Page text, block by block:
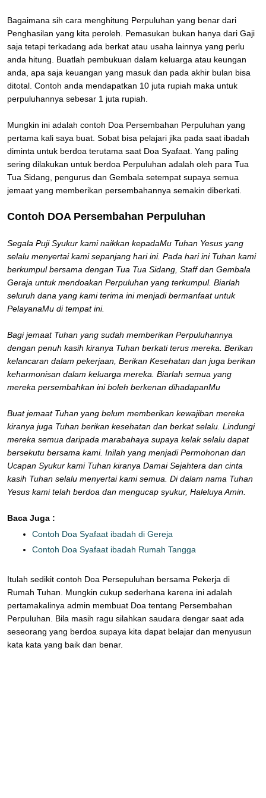
Bagaimana sih cara menghitung Perpuluhan yang benar dari
Penghasilan yang kita peroleh. Pemasukan bukan hanya dari Gaji
saja tetapi terkadang ada berkat atau usaha lainnya yang perlu
anda hitung. Buatlah pembukuan dalam keluarga atau keungan
anda, apa saja keuangan yang masuk dan pada akhir bulan bisa
ditotal. Contoh anda mendapatkan 10 juta rupiah maka untuk
perpuluhannya sebesar 1 juta rupiah.
Mungkin ini adalah contoh Doa Persembahan Perpuluhan yang
pertama kali saya buat. Sobat bisa pelajari jika pada saat ibadah
diminta untuk berdoa terutama saat Doa Syafaat. Yang paling
sering dilakukan untuk berdoa Perpuluhan adalah oleh para Tua
Tua Sidang, pengurus dan Gembala setempat supaya semua
jemaat yang memberikan persembahannya semakin diberkati.
Contoh DOA Persembahan Perpuluhan
Segala Puji Syukur kami naikkan kepadaMu Tuhan Yesus yang
selalu menyertai kami sepanjang hari ini. Pada hari ini Tuhan kami
berkumpul bersama dengan Tua Tua Sidang, Staff dan Gembala
Geraja untuk mendoakan Perpuluhan yang terkumpul. Biarlah
seluruh dana yang kami terima ini menjadi bermanfaat untuk
PelayanaMu di tempat ini.
Bagi jemaat Tuhan yang sudah memberikan Perpuluhannya
dengan penuh kasih kiranya Tuhan berkati terus mereka. Berikan
kelancaran dalam pekerjaan, Berikan Kesehatan dan juga berikan
keharmonisan dalam keluarga mereka. Biarlah semua yang
mereka persembahkan ini boleh berkenan dihadapanMu
Buat jemaat Tuhan yang belum memberikan kewajiban mereka
kiranya juga Tuhan berikan kesehatan dan berkat selalu. Lindungi
mereka semua daripada marabahaya supaya kelak selalu dapat
bersekutu bersama kami. Inilah yang menjadi Permohonan dan
Ucapan Syukur kami Tuhan kiranya Damai Sejahtera dan cinta
kasih Tuhan selalu menyertai kami semua. Di dalam nama Tuhan
Yesus kami telah berdoa dan mengucap syukur, Haleluya Amin.
Baca Juga :
Contoh Doa Syafaat ibadah di Gereja
Contoh Doa Syafaat ibadah Rumah Tangga
Itulah sedikit contoh Doa Persepuluhan bersama Pekerja di
Rumah Tuhan. Mungkin cukup sederhana karena ini adalah
pertamakalinya admin membuat Doa tentang Persembahan
Perpuluhan. Bila masih ragu silahkan saudara dengar saat ada
seseorang yang berdoa supaya kita dapat belajar dan menyusun
kata kata yang baik dan benar.